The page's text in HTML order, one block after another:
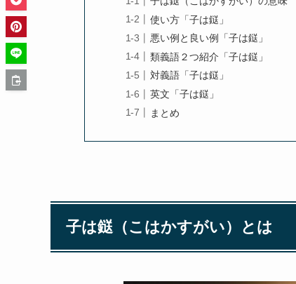
使い方「子は鎹」
悪い例と良い例「子は鎹」
類義語２つ紹介「子は鎹」
対義語「子は鎹」
英文「子は鎹」
まとめ
子は鎹（こはかすがい）とは